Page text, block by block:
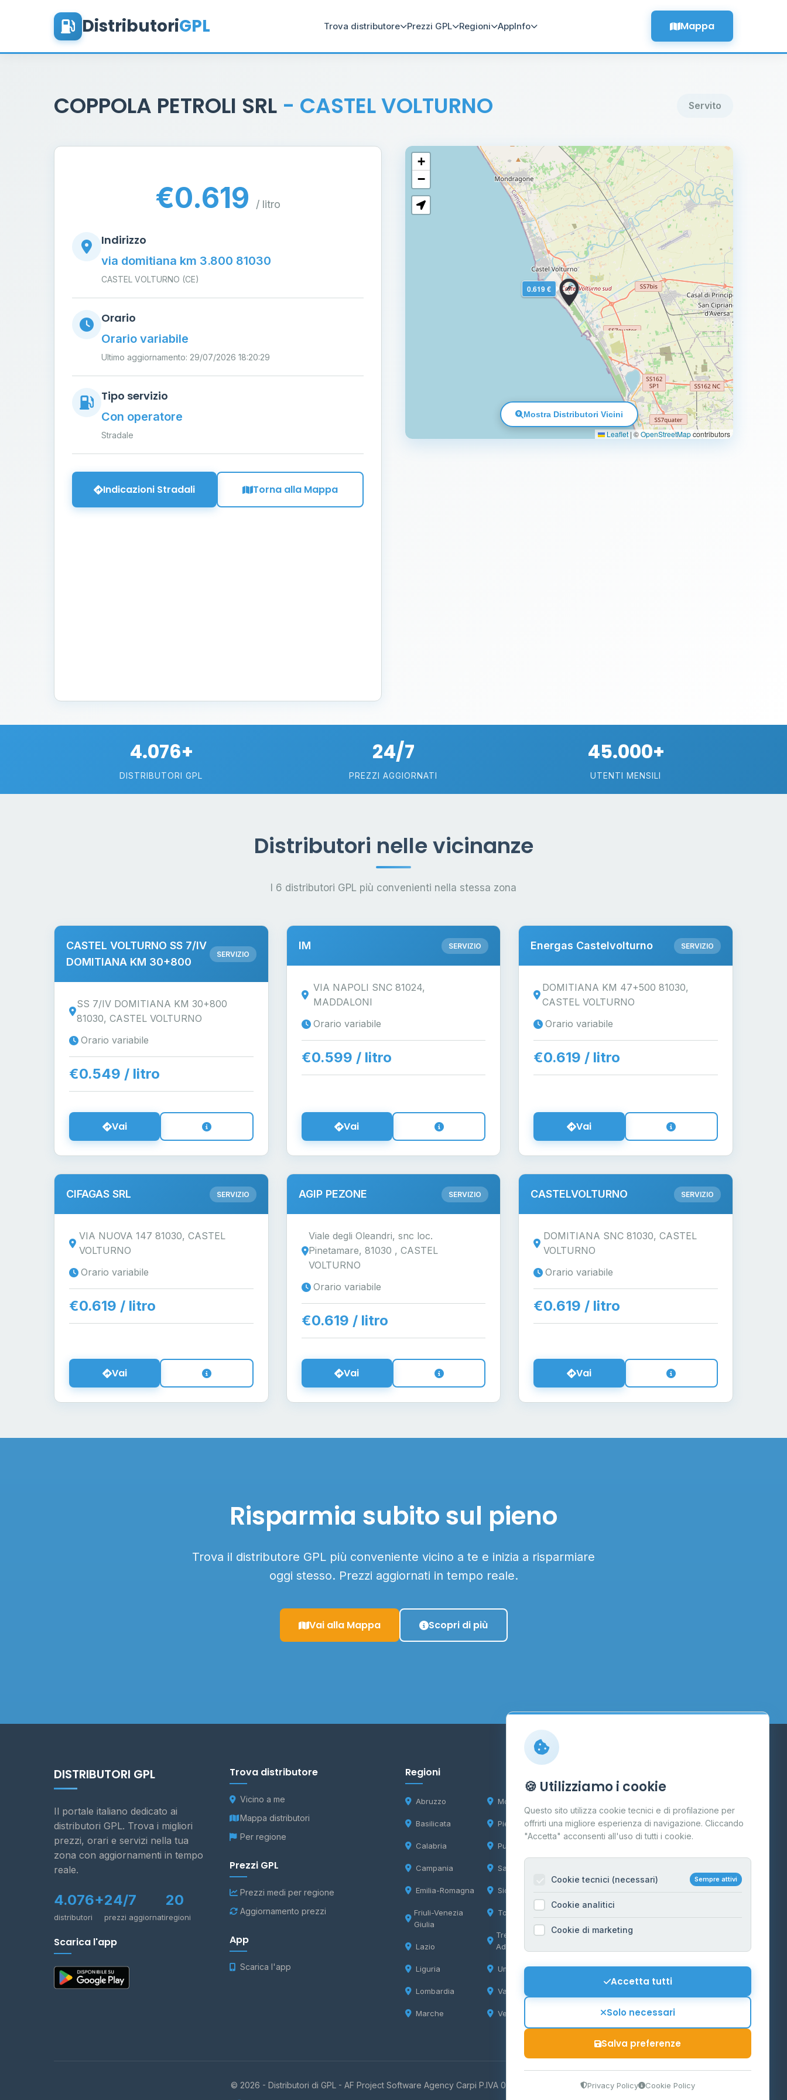
DistributoriGPL Trova distributore Prezzi GPL Regioni AppInfo Mappa
COPPOLA PETROLI SRL - CASTEL VOLTURNO Servito
€0.619 / litro
Indirizzo
via domitiana km 3.800 81030
CASTEL VOLTURNO (CE)
Orario
Orario variabile
Ultimo aggiornamento: 29/07/2026 18:20:29
Tipo servizio
Con operatore
Stradale
Indicazioni Stradali Torna alla Mappa
0.619 €
+
−
Leaflet | ©OpenStreetMapcontributors
Mostra Distributori Vicini
4.076+
DISTRIBUTORI GPL
24/7
PREZZI AGGIORNATI
45.000+
UTENTI MENSILI
Distributori nelle vicinanze
I 6 distributori GPL più convenienti nella stessa zona
CASTEL VOLTURNO SS 7/IV
DOMITIANA KM 30+800
SERVIZIO
SS 7/IV DOMITIANA KM 30+800
81030, CASTEL VOLTURNO
Orario variabile
€0.549 / litro
Vai
IM SERVIZIO
VIA NAPOLI SNC 81024,
MADDALONI
Orario variabile
€0.599 / litro
Vai
Energas Castelvolturno SERVIZIO
DOMITIANA KM 47+500 81030,
CASTEL VOLTURNO
Orario variabile
€0.619 / litro
Vai
CIFAGAS SRL SERVIZIO
VIA NUOVA 147 81030, CASTEL
VOLTURNO
Orario variabile
€0.619 / litro
Vai
AGIP PEZONE SERVIZIO
Viale degli Oleandri, snc loc.
Pinetamare, 81030 , CASTEL
VOLTURNO
Orario variabile
€0.619 / litro
Vai
CASTELVOLTURNO SERVIZIO
DOMITIANA SNC 81030, CASTEL
VOLTURNO
Orario variabile
€0.619 / litro
Vai
Risparmia subito sul pieno
Trova il distributore GPL più conveniente vicino a te e inizia a risparmiare
oggi stesso. Prezzi aggiornati in tempo reale.
Vai alla Mappa Scopri di più
DISTRIBUTORI GPL
Il portale italiano dedicato ai
distributori GPL. Trova i migliori
prezzi, orari e servizi nella tua
zona con aggiornamenti in tempo
reale.
4.076+
distributori
24/7
prezzi aggiornati
20
regioni
Scarica l'app
Trova distributore
Vicino a me
Mappa distributori
Per regione
Prezzi GPL
Prezzi medi per regione
Aggiornamento prezzi
App
Scarica l'app
Regioni
Abruzzo
Basilicata
Calabria
Campania
Emilia-Romagna
Friuli-Venezia
Giulia
Lazio
Liguria
Lombardia
Marche
Molise
Piemonte
Puglia
Sardegna
Sicilia
Toscana
Trentino-Alto
Adige
Umbria
Valle d'Aosta
Veneto
Contatti
Per gestori
Informazioni legali
Privacy Policy
Cookie Policy
Mappa del sito
Contattaci
© 2026 - Distributori di GPL - AF Project Software Agency Carpi P.IVA 03859300364
🍪 Utilizziamo i cookie
Questo sito utilizza cookie tecnici e di profilazione per
offrirti una migliore esperienza di navigazione. Cliccando
"Accetta" acconsenti all'uso di tutti i cookie.
Cookie tecnici (necessari) Sempre attivi
Cookie analitici
Cookie di marketing
Accetta tutti
Solo necessari
Salva preferenze
Privacy Policy Cookie Policy